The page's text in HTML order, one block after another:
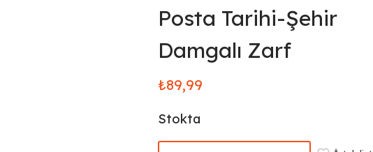
Posta Tarihi-Şehir
Damgalı Zarf
₺89,99
Stokta